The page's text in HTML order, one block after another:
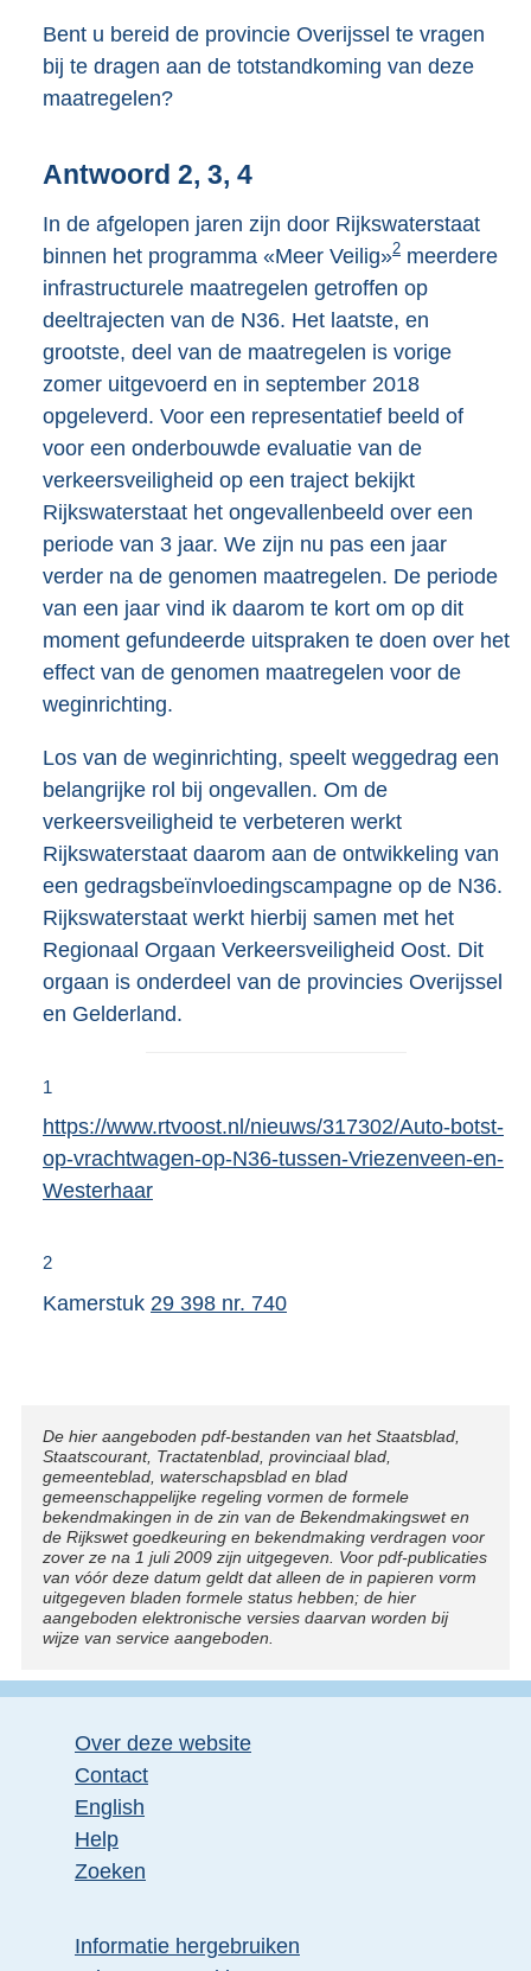
Bent u bereid de provincie Overijssel te vragen
bij te dragen aan de totstandkoming van deze
maatregelen?
Antwoord 2, 3, 4
In de afgelopen jaren zijn door Rijkswaterstaat
binnen het programma «Meer Veilig»2 meerdere
infrastructurele maatregelen getroffen op
deeltrajecten van de N36. Het laatste, en
grootste, deel van de maatregelen is vorige
zomer uitgevoerd en in september 2018
opgeleverd. Voor een representatief beeld of
voor een onderbouwde evaluatie van de
verkeersveiligheid op een traject bekijkt
Rijkswaterstaat het ongevallenbeeld over een
periode van 3 jaar. We zijn nu pas een jaar
verder na de genomen maatregelen. De periode
van een jaar vind ik daarom te kort om op dit
moment gefundeerde uitspraken te doen over het
effect van de genomen maatregelen voor de
weginrichting.
Los van de weginrichting, speelt weggedrag een
belangrijke rol bij ongevallen. Om de
verkeersveiligheid te verbeteren werkt
Rijkswaterstaat daarom aan de ontwikkeling van
een gedragsbeïnvloedingscampagne op de N36.
Rijkswaterstaat werkt hierbij samen met het
Regionaal Orgaan Verkeersveiligheid Oost. Dit
orgaan is onderdeel van de provincies Overijssel
en Gelderland.
1
E
x
t
r
k
:
https://www.rtvoost.nl/nieuws/317302/Auto-botst-
op-vrachtwagen-op-N36-tussen-Vriezenveen-en-
Westerhaar
2
Kamerstuk 29 398 nr. 740
Disclaimer
De hier aangeboden pdf-bestanden van het Staatsblad,
Staatscourant, Tractatenblad, provinciaal blad,
gemeenteblad, waterschapsblad en blad
gemeenschappelijke regeling vormen de formele
bekendmakingen in de zin van de Bekendmakingswet en
de Rijkswet goedkeuring en bekendmaking verdragen voor
zover ze na 1 juli 2009 zijn uitgegeven. Voor pdf-publicaties
van vóór deze datum geldt dat alleen de in papieren vorm
uitgegeven bladen formele status hebben; de hier
aangeboden elektronische versies daarvan worden bij
wijze van service aangeboden.
Over deze website
Contact
English
Help
Zoeken
Informatie hergebruiken